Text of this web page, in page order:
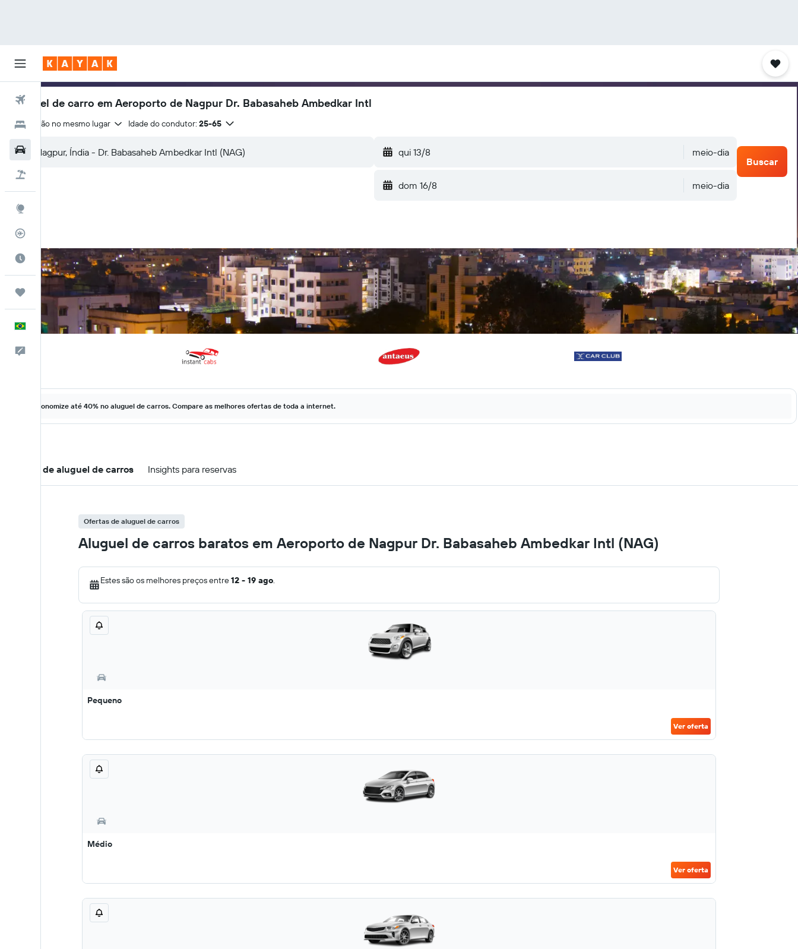
Voos
Hotéis
Carros
Quando ir
Trips
Português
Aluguel de carro em Aeroporto de Nagpur Dr. Babasaheb Ambedkar Intl
Devolução no mesmo lugar Idade do condutor: 25-65
qui 13/8 meio-dia
dom 16/8 meio-dia
Buscar
Economize até 40% no aluguel de carros. Compare as melhores ofertas de toda a internet.
Ofertas de aluguel de carros Insights para reservas
Ofertas de aluguel de carros
Aluguel de carros baratos em Aeroporto de Nagpur Dr. Babasaheb Ambedkar Intl (NAG)
Estes são os melhores preços entre12 - 19 ago.
Pequeno
Ver oferta
Médio
Ver oferta